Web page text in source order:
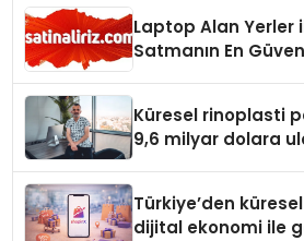
Laptop Alan Yerler
Satmanın En
Küresel rinoplasti
9,6 milyar dolara
Türkiye’den
dijital ekonomi ile